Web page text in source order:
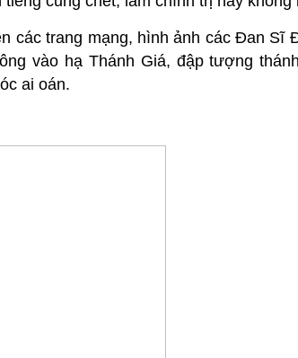
các trang mạng, hình ảnh các Đan Sĩ
vào hạ Thánh Giá, đập tượng
ai oán.